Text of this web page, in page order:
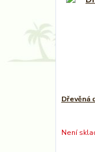
Dřevěná
Není